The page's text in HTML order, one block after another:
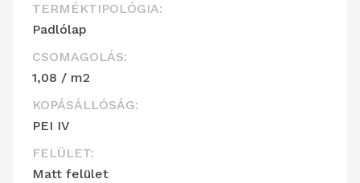
TERMÉKTIPOLÓGIA:
Padlólap
CSOMAGOLÁS:
1,08 / m2
KOPÁSÁLLÓSÁG:
PEI IV
FELÜLET:
Matt felület